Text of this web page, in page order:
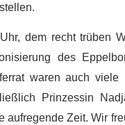
dem recht trüben
des
waren auch viele
Prinzessin
Zeit. Wir